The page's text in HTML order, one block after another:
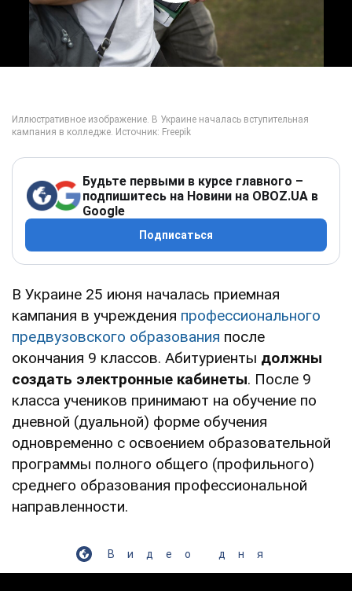
Будьте первыми в курсе главного –
подпишитесь на Новини на OBOZ.UA в
Google
Подписаться
В Украине 25 июня началась приемная
кампания в учреждения профессионального
предвузовского образования после
окончания 9 классов. Абитуриенты должны
создать электронные кабинеты. После 9
класса учеников принимают на обучение по
дневной (дуальной) форме обучения
одновременно с освоением образовательной
программы полного общего (профильного)
среднего образования профессиональной
направленности.
Видео дня